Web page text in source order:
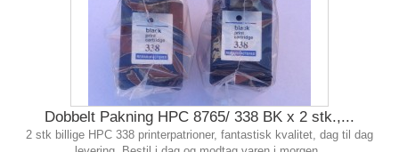
Dobbelt Pakning HPC 8765/ 338 BK x 2 stk.,...
2 stk billige HPC 338 printerpatrioner, fantastisk kvalitet, dag til dag